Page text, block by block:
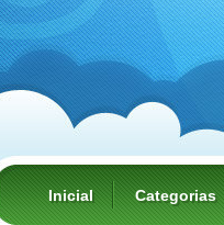
Inicial Categorias